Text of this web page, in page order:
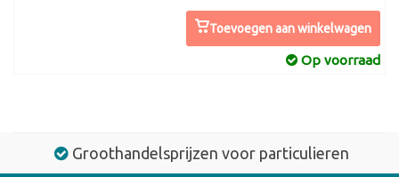
Toevoegen aan winkelwagen
Op voorraad
Groothandelsprijzen voor particulieren